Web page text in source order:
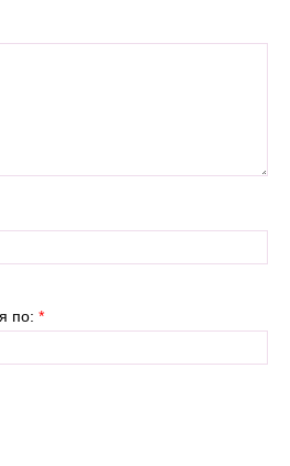
по: *